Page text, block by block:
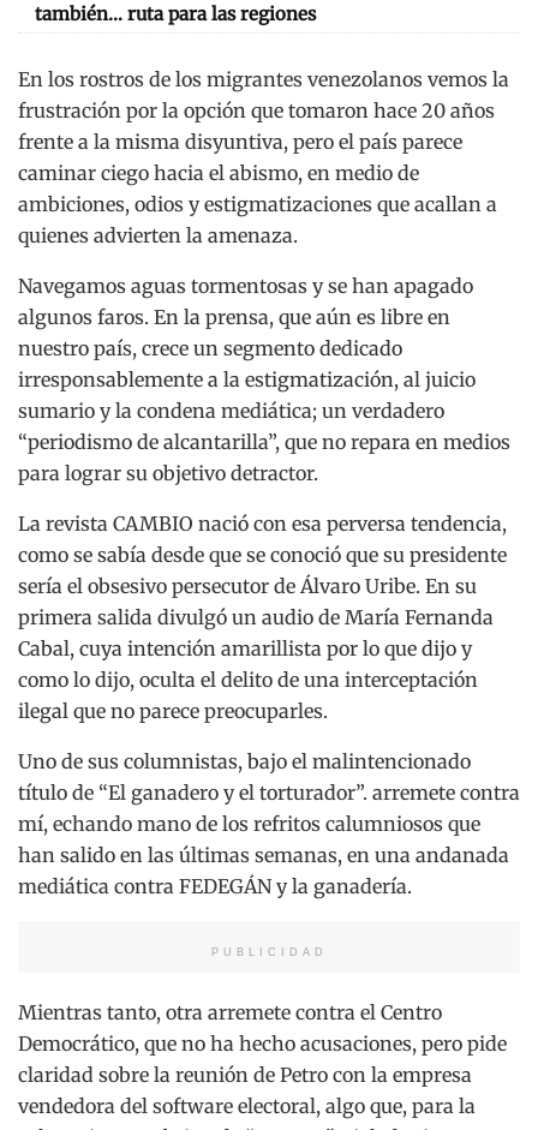
también… ruta para las regiones
En los rostros de los migrantes venezolanos vemos la
frustración por la opción que tomaron hace 20 años
frente a la misma disyuntiva, pero el país parece
caminar ciego hacia el abismo, en medio de
ambiciones, odios y estigmatizaciones que acallan a
quienes advierten la amenaza.
Navegamos aguas tormentosas y se han apagado
algunos faros. En la prensa, que aún es libre en
nuestro país, crece un segmento dedicado
irresponsablemente a la estigmatización, al juicio
sumario y la condena mediática; un verdadero
“periodismo de alcantarilla”, que no repara en medios
para lograr su objetivo detractor.
La revista CAMBIO nació con esa perversa tendencia,
como se sabía desde que se conoció que su presidente
sería el obsesivo persecutor de Álvaro Uribe. En su
primera salida divulgó un audio de María Fernanda
Cabal, cuya intención amarillista por lo que dijo y
como lo dijo, oculta el delito de una interceptación
ilegal que no parece preocuparles.
Uno de sus columnistas, bajo el malintencionado
título de “El ganadero y el torturador”. arremete contra
mí, echando mano de los refritos calumniosos que
han salido en las últimas semanas, en una andanada
mediática contra FEDEGÁN y la ganadería.
PUBLICIDAD
Mientras tanto, otra arremete contra el Centro
Democrático, que no ha hecho acusaciones, pero pide
claridad sobre la reunión de Petro con la empresa
vendedora del software electoral, algo que, para la